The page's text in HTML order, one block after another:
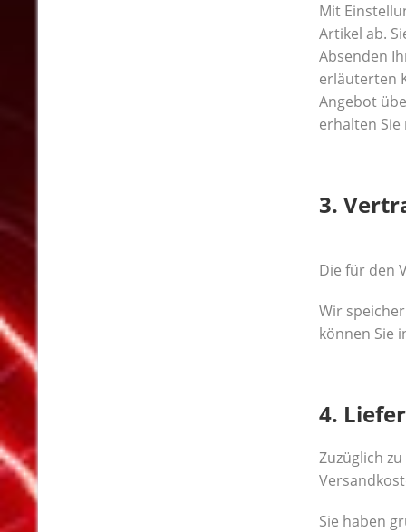
Mit
Artikel ab.
Absenden
erläuterten
Angebot
erhalten Sie
3.
Die für den
Wir
können Sie
4.
Zuzüglich
Sie haben